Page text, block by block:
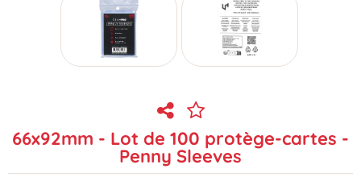
66x92mm - Lot de 100 protège-cartes -
Penny Sleeves